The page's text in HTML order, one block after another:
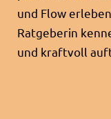
und Flow
Ratgeberin
und kraftvoll